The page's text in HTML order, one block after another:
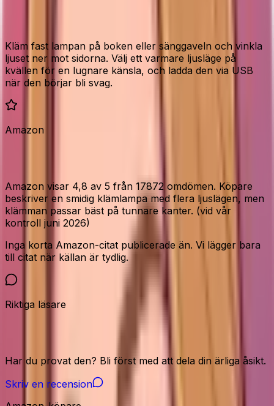
Kläm fast lampan på boken eller sänggaveln och vinkla
ljuset ner mot sidorna. Välj ett varmare ljusläge på
kvällen för en lugnare känsla, och ladda den via USB
när den börjar bli svag.
Amazon
Amazon visar 4,8 av 5 från 17872 omdömen. Köpare
beskriver en smidig klämlampa med flera ljuslägen, men
klämman passar bäst på tunnare kanter. (vid vår
kontroll juni 2026)
Inga korta Amazon-citat publicerade än. Vi lägger bara
till citat när källan är tydlig.
Riktiga läsare
Har du provat den? Bli först med att dela din ärliga åsikt.
Skriv en recension